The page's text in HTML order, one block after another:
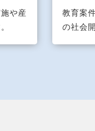
や産
教育案
の社会